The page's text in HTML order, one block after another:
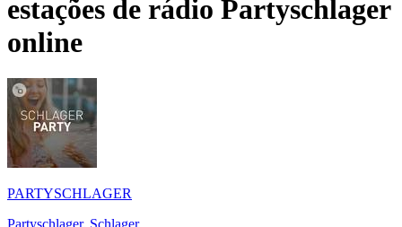
estações de rádio Partyschlager
online
PARTYSCHLAGER
Partyschlager, Schlager